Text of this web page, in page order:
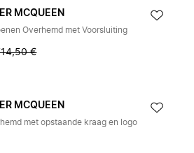
MCQUEEN
Overhemd met Voorsluiting
€
MCQUEEN
met opstaande kraag en logo